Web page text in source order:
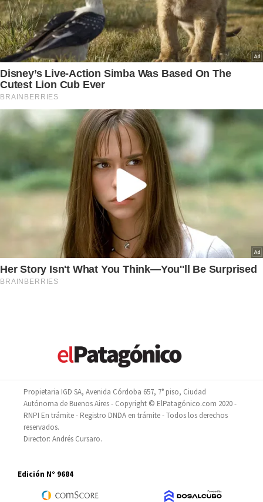
Propietaria IGD SA, Avenida Córdoba 657, 7° piso, Ciudad
Autónoma de Buenos Aires - Copyright © ElPatagónico.com 2020 -
RNPI En trámite - Registro DNDA en trámite - Todos los derechos
reservados.
Director: Andrés Cursaro.
Edición N° 9684